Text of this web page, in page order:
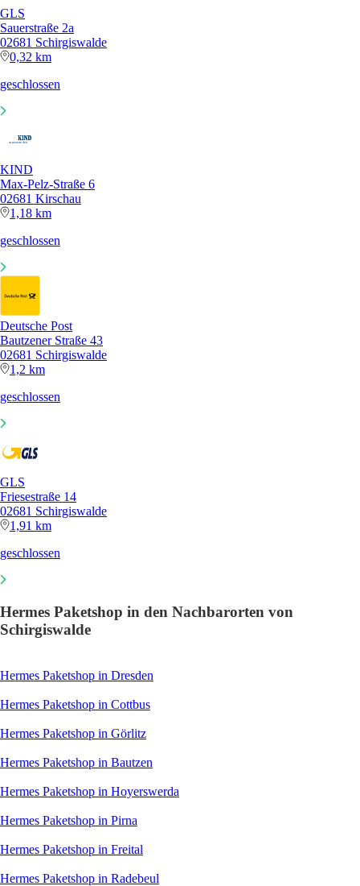
GLS
Sauerstraße 2a
02681 Schirgiswalde
0,32 km
geschlossen
KIND
Max-Pelz-Straße 6
02681 Kirschau
1,18 km
geschlossen
Deutsche Post
Bautzener Straße 43
02681 Schirgiswalde
1,2 km
geschlossen
GLS
Friesestraße 14
02681 Schirgiswalde
1,91 km
geschlossen
Hermes Paketshop in den Nachbarorten von
Schirgiswalde
Hermes Paketshop in Dresden
Hermes Paketshop in Cottbus
Hermes Paketshop in Görlitz
Hermes Paketshop in Bautzen
Hermes Paketshop in Hoyerswerda
Hermes Paketshop in Pirna
Hermes Paketshop in Freital
Hermes Paketshop in Radebeul